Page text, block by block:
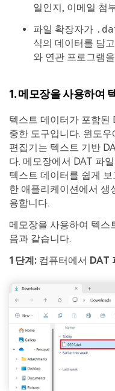
일인지, 이메일 첨
파일 확장자가
식의 데이터를 담
와 연관 프로그램
1. 메모장을 사용하여
텍스트 데이터가 포함된
중한 도구입니다. 윈도
편집기는 텍스트 기반
다. 메모장에서 DAT 파
텍스트 데이터를 쉽게
한 애플리케이션에서 생
용합니다.
메모장을 사용하여 텍스
음과 같습니다.
1단계: 컴퓨터에서 DAT